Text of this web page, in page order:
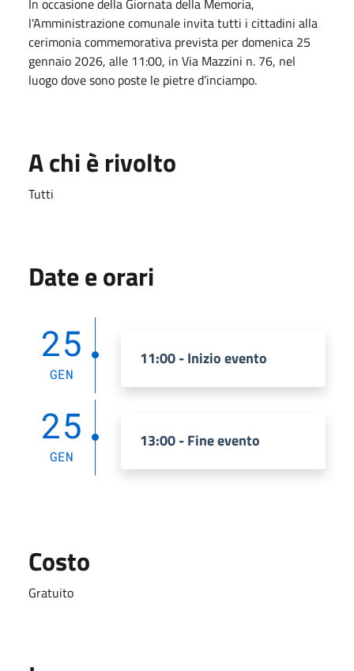
l'Amministrazione comunale invita tutti i cittadini alla
cerimonia commemorativa prevista per domenica 25
gennaio 2026, alle 11:00, in Via Mazzini n. 76, nel
luogo dove sono poste le pietre d’inciampo.
A chi è rivolto
Tutti
Date e orari
25
GEN
11:00 - Inizio evento
25
GEN
13:00 - Fine evento
Costo
Gratuito